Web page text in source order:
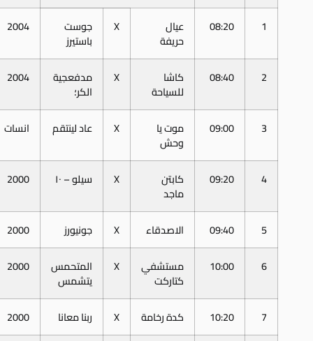
1
08:20 عيال
حريفة
X جوست
باستيرز
2004
2
08:40 كاشا
للسياحة
X مدفعجية
الكر؛
2004
3
09:00 موت يا
وحش
X عاد لينتقم انسات
4
09:20 كابتن
ماجد
X سيلو – ١٠ 2000
5
09:40 الاصدقاء X جونيورز
2000
6
10:00 مستشفي
كتاركت
X المتحمس
يتشمس
2000
7
10:20 كدة رخامة X ربنا معانا
2000